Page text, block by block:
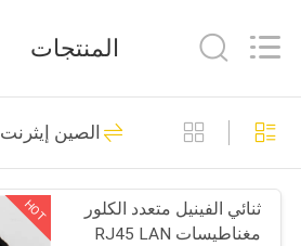
الصفحة
الرئيسية
منتجات
Ltd..
Reserved.
ECER
RJ45 أنثى موصل
118
المنتجات
الصين إيثرنت LAN المحولات
HOT
ثنائي الفينيل متعدد الكلور
مغناطيسات RJ45 LAN